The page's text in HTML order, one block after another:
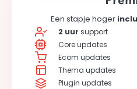
Een stapje hoger
2 uur support
Core updates
Ecom updates
Thema updates
Plugin updates